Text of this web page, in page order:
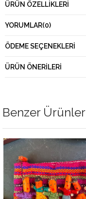
ÜRÜN ÖZELLIKLERI
YORUMLAR(0)
ÖDEME SEÇENEKLERI
ÜRÜN ÖNERILERI
Benzer Ürünler